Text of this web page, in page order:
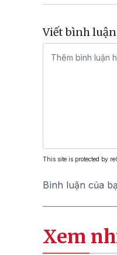
Viết bình luận
This site is protected by
Bình luận của
Xem